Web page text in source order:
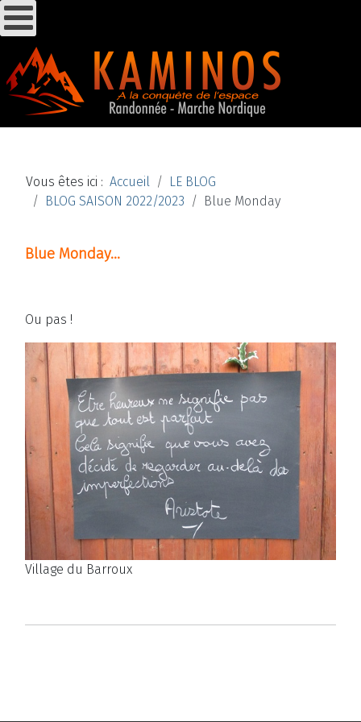
Vous êtes ici : Accueil
LE BLOG
BLOG SAISON 2022/2023
Blue Monday
Blue Monday...
Ou pas !
Village du Barroux